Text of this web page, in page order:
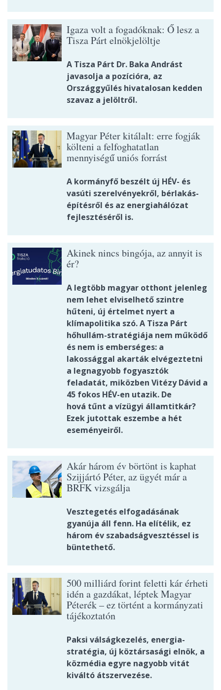
Igaza volt a fogadóknak: Ő lesz a
Tisza Párt elnökjelöltje
A Tisza Párt Dr. Baka Andrást
javasolja a pozícióra, az
Országgyűlés hivatalosan kedden
szavaz a jelöltről.
Magyar Péter kitálalt: erre fogják
költeni a felfoghatatlan
mennyiségű uniós forrást
A kormányfő beszélt új HÉV- és
vasúti szerelvényekről, bérlakás-
építésről és az energiahálózat
fejlesztéséről is.
Akinek nincs bingója, az annyit is
ér?
A legtöbb magyar otthont jelenleg
nem lehet elviselhető szintre
hűteni, új értelmet nyert a
klímapolitika szó. A Tisza Párt
hőhullám-stratégiája nem működő
és nem is emberséges: a
lakossággal akarták elvégeztetni
a legnagyobb fogyasztók
feladatát, miközben Vitézy Dávid a
45 fokos HÉV-en utazik. De
hová tűnt a vízügyi államtitkár?
Ezek jutottak eszembe a hét
eseményeiről.
Akár három év börtönt is kaphat
Szijjártó Péter, az ügyét már a
BRFK vizsgálja
Vesztegetés elfogadásának
gyanúja áll fenn. Ha elítélik, ez
három év szabadságvesztéssel is
büntethető.
500 milliárd forint feletti kár érheti
idén a gazdákat, léptek Magyar
Péterék – ez történt a kormányzati
tájékoztatón
Paksi válságkezelés, energia-
stratégia, új köztársasági elnök, a
közmédia egyre nagyobb vitát
kiváltó átszervezése.